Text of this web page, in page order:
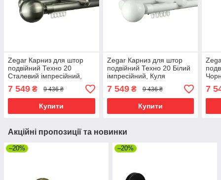
Zegar Карниз для штор
подвійний Техно 20
Сталевий імпресійний,
7 549 ₴ 9 436 ₴
Купити
Zegar Карниз для штор
подвійний Техно 20 Білий
імпресійний, Куля
7 549₴ 9 436 ₴
Купити
7
Акційні пропозиції та новинки
–20% –20%